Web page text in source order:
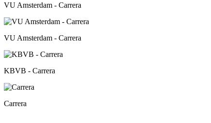
VU Amsterdam - Carrera
VU Amsterdam - Carrera
KBVB - Carrera
Carrera